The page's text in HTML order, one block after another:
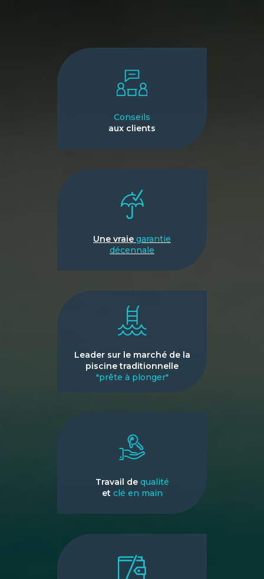
Conseils
aux clients
Une vraie garantie
décennale
Leader sur le marché de la
piscine traditionnelle
"prête à plonger"
Travail de qualité
et clé en main